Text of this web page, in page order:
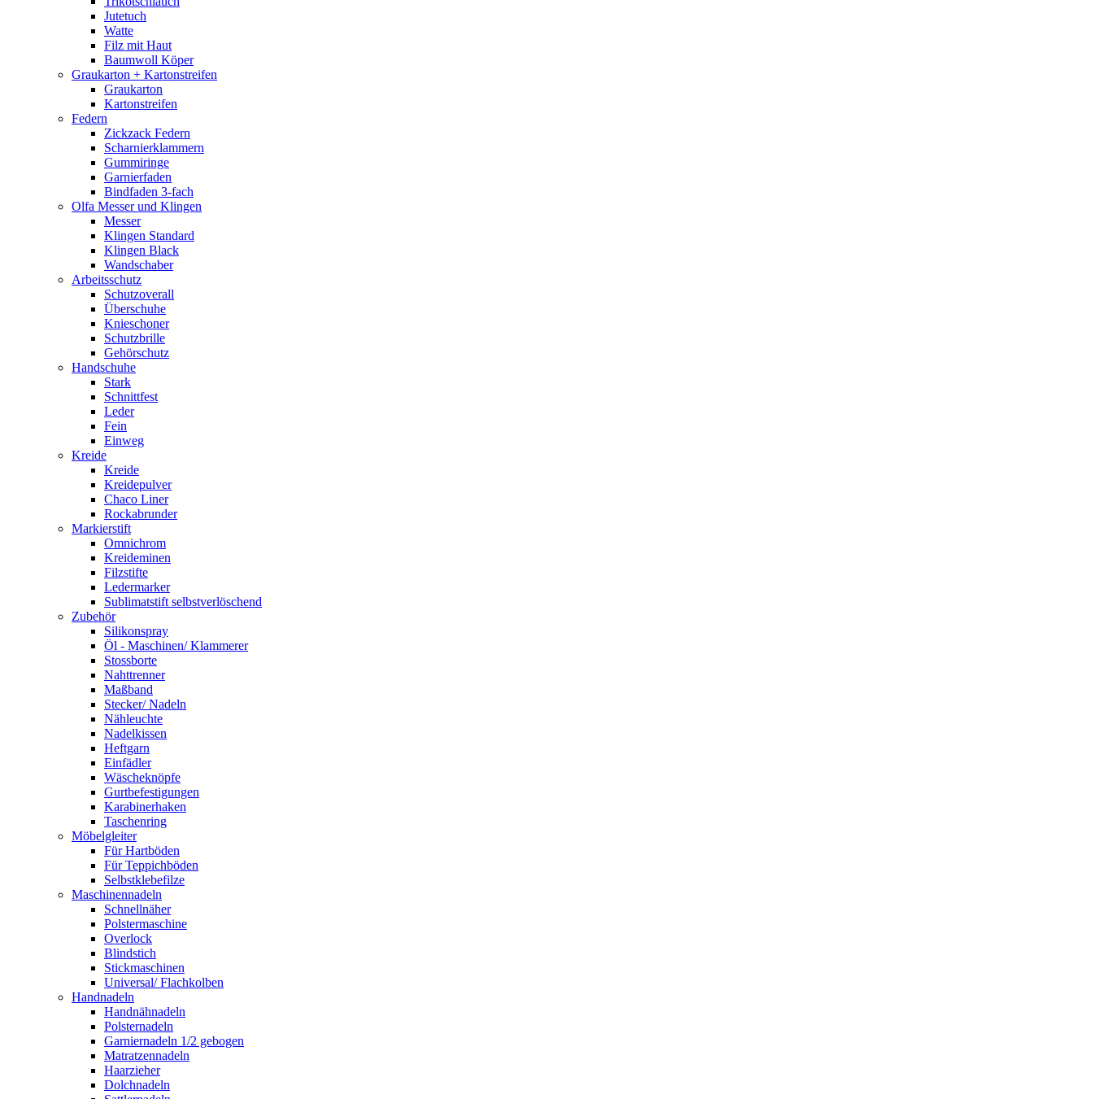
Jutetuch
Watte
Filz mit Haut
Baumwoll Köper
Graukarton + Kartonstreifen
Graukarton
Kartonstreifen
Federn
Zickzack Federn
Scharnierklammern
Gummiringe
Garnierfaden
Bindfaden 3-fach
Olfa Messer und Klingen
Messer
Klingen Standard
Klingen Black
Wandschaber
Arbeitsschutz
Schutzoverall
Überschuhe
Knieschoner
Schutzbrille
Gehörschutz
Handschuhe
Stark
Schnittfest
Leder
Fein
Einweg
Kreide
Kreide
Kreidepulver
Chaco Liner
Rockabrunder
Markierstift
Omnichrom
Kreideminen
Filzstifte
Ledermarker
Sublimatstift selbstverlöschend
Zubehör
Silikonspray
Öl - Maschinen/ Klammerer
Stossborte
Nahttrenner
Maßband
Stecker/ Nadeln
Nähleuchte
Nadelkissen
Heftgarn
Einfädler
Wäscheknöpfe
Gurtbefestigungen
Karabinerhaken
Taschenring
Möbelgleiter
Für Hartböden
Für Teppichböden
Selbstklebefilze
Maschinennadeln
Schnellnäher
Polstermaschine
Overlock
Blindstich
Stickmaschinen
Universal/ Flachkolben
Handnadeln
Handnähnadeln
Polsternadeln
Garniernadeln 1/2 gebogen
Matratzennadeln
Haarzieher
Dolchnadeln